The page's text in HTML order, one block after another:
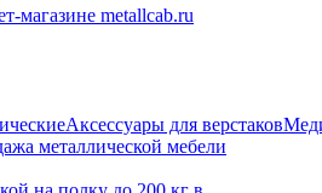
магазине metallcab.ru
Аксессуары для верстаков
металлической мебели